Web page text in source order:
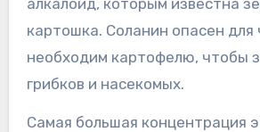
картошка. Соланин опасен для
необходим картофелю, чтобы
грибков и насекомых.
Самая большая концентрация